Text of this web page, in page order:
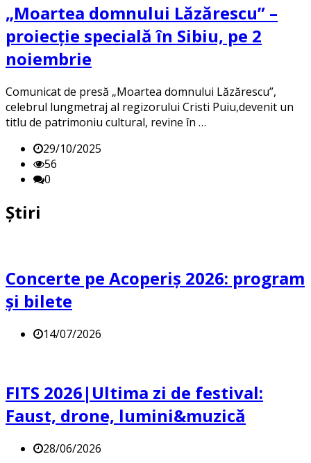
„Moartea domnului Lăzărescu” –
proiecție specială în Sibiu, pe 2
noiembrie
Comunicat de presă „Moartea domnului Lăzărescu”,
celebrul lungmetraj al regizorului Cristi Puiu,devenit un
titlu de patrimoniu cultural, revine în …
29/10/2025
56
0
Știri
Concerte pe Acoperiș 2026: program
și bilete
14/07/2026
FITS 2026|Ultima zi de festival:
Faust, drone, lumini&muzică
28/06/2026